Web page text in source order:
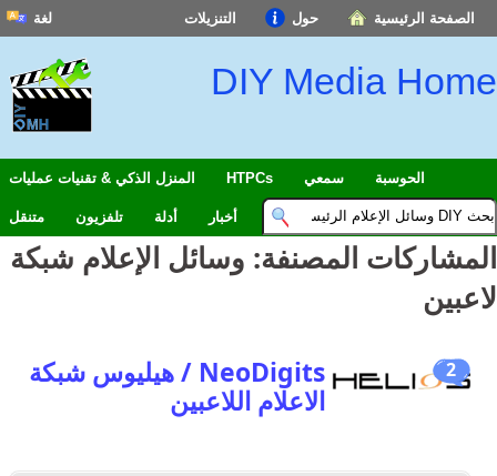
حول التنزيلات لغة
English
Español
Français
العربية
বাংলা
Deutsch
DIY
المنزل الذكي & تقنيات عمليات HTPCs
متنقل تلفزيون أدلة أخبار
وسائل الإعلام شبكة
NeoDigits / هيليوس شبكة
الاعلام اللاعبين